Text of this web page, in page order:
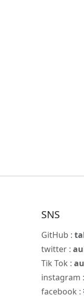
SNS
GitHub :
twitter :
Tik Tok :
instagram
facebook :